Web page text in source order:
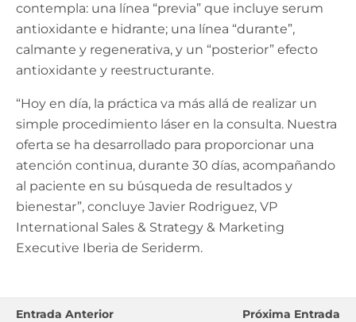
contempla: una línea “previa” que incluye serum
antioxidante e hidrante; una línea “durante”,
calmante y regenerativa, y un “posterior” efecto
antioxidante y reestructurante.
“Hoy en día, la práctica va más allá de realizar un
simple procedimiento láser en la consulta. Nuestra
oferta se ha desarrollado para proporcionar una
atención continua, durante 30 días, acompañando
al paciente en su búsqueda de resultados y
bienestar”, concluye Javier Rodriguez, VP
International Sales & Strategy & Marketing
Executive Iberia de Seriderm.
Entrada Anterior
Próxima Entrada